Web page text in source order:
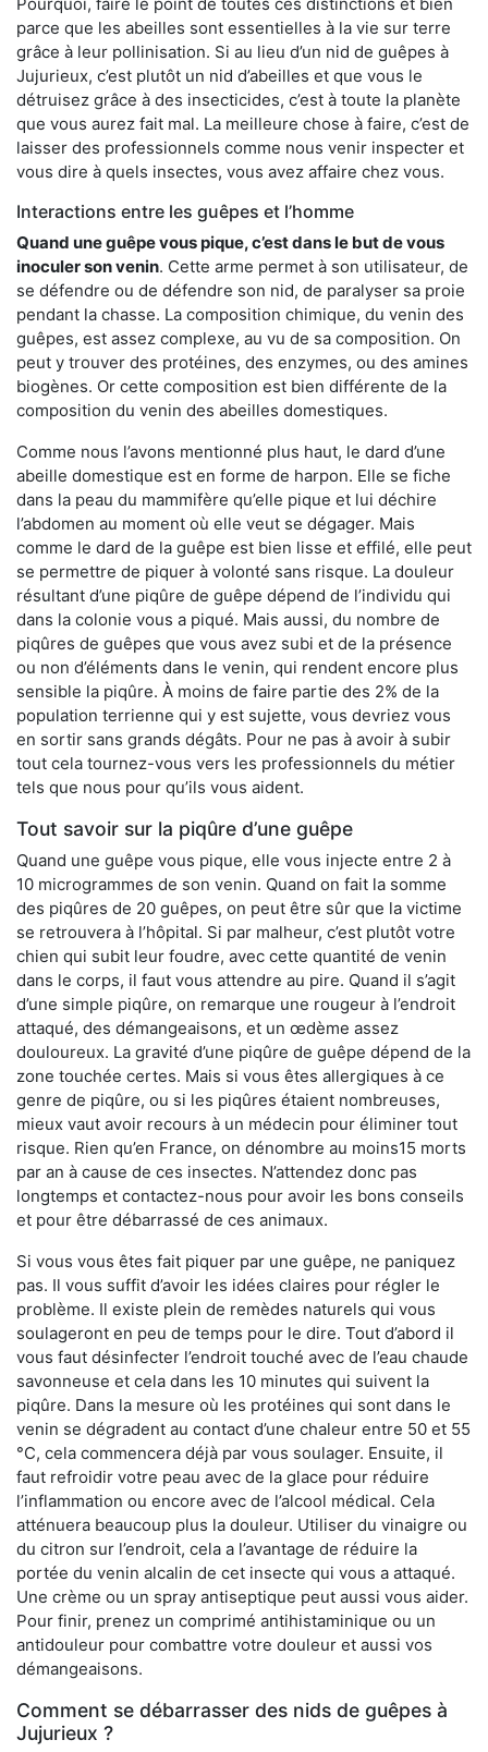
parce que les abeilles sont essentielles à la vie sur terre
grâce à leur pollinisation. Si au lieu d’un nid de guêpes à
Jujurieux, c’est plutôt un nid d’abeilles et que vous le
détruisez grâce à des insecticides, c’est à toute la planète
que vous aurez fait mal. La meilleure chose à faire, c’est de
laisser des professionnels comme nous venir inspecter et
vous dire à quels insectes, vous avez affaire chez vous.
Interactions entre les guêpes et l’homme
Quand une guêpe vous pique, c’est dans le but de vous
inoculer son venin. Cette arme permet à son utilisateur, de
se défendre ou de défendre son nid, de paralyser sa proie
pendant la chasse. La composition chimique, du venin des
guêpes, est assez complexe, au vu de sa composition. On
peut y trouver des protéines, des enzymes, ou des amines
biogènes. Or cette composition est bien différente de la
composition du venin des abeilles domestiques.
Comme nous l’avons mentionné plus haut, le dard d’une
abeille domestique est en forme de harpon. Elle se fiche
dans la peau du mammifère qu’elle pique et lui déchire
l’abdomen au moment où elle veut se dégager. Mais
comme le dard de la guêpe est bien lisse et effilé, elle peut
se permettre de piquer à volonté sans risque. La douleur
résultant d’une piqûre de guêpe dépend de l’individu qui
dans la colonie vous a piqué. Mais aussi, du nombre de
piqûres de guêpes que vous avez subi et de la présence
ou non d’éléments dans le venin, qui rendent encore plus
sensible la piqûre. À moins de faire partie des 2% de la
population terrienne qui y est sujette, vous devriez vous
en sortir sans grands dégâts. Pour ne pas à avoir à subir
tout cela tournez-vous vers les professionnels du métier
tels que nous pour qu’ils vous aident.
Tout savoir sur la piqûre d’une guêpe
Quand une guêpe vous pique, elle vous injecte entre 2 à
10 microgrammes de son venin. Quand on fait la somme
des piqûres de 20 guêpes, on peut être sûr que la victime
se retrouvera à l’hôpital. Si par malheur, c’est plutôt votre
chien qui subit leur foudre, avec cette quantité de venin
dans le corps, il faut vous attendre au pire. Quand il s’agit
d’une simple piqûre, on remarque une rougeur à l’endroit
attaqué, des démangeaisons, et un œdème assez
douloureux. La gravité d’une piqûre de guêpe dépend de la
zone touchée certes. Mais si vous êtes allergiques à ce
genre de piqûre, ou si les piqûres étaient nombreuses,
mieux vaut avoir recours à un médecin pour éliminer tout
risque. Rien qu’en France, on dénombre au moins15 morts
par an à cause de ces insectes. N’attendez donc pas
longtemps et contactez-nous pour avoir les bons conseils
et pour être débarrassé de ces animaux.
Si vous vous êtes fait piquer par une guêpe, ne paniquez
pas. Il vous suffit d’avoir les idées claires pour régler le
problème. Il existe plein de remèdes naturels qui vous
soulageront en peu de temps pour le dire. Tout d’abord il
vous faut désinfecter l’endroit touché avec de l’eau chaude
savonneuse et cela dans les 10 minutes qui suivent la
piqûre. Dans la mesure où les protéines qui sont dans le
venin se dégradent au contact d’une chaleur entre 50 et 55
°C, cela commencera déjà par vous soulager. Ensuite, il
faut refroidir votre peau avec de la glace pour réduire
l’inflammation ou encore avec de l’alcool médical. Cela
atténuera beaucoup plus la douleur. Utiliser du vinaigre ou
du citron sur l’endroit, cela a l’avantage de réduire la
portée du venin alcalin de cet insecte qui vous a attaqué.
Une crème ou un spray antiseptique peut aussi vous aider.
Pour finir, prenez un comprimé antihistaminique ou un
antidouleur pour combattre votre douleur et aussi vos
démangeaisons.
Comment se débarrasser des nids de guêpes à
Jujurieux ?